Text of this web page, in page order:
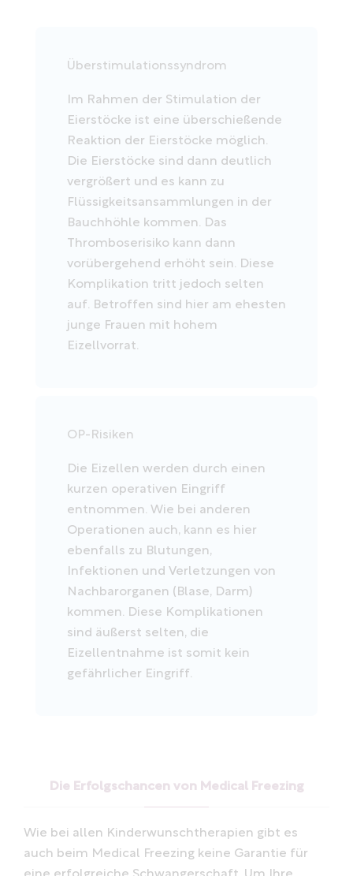
Überstimulationssyndrom
Im Rahmen der Stimulation der
Eierstöcke ist eine überschießende
Reaktion der Eierstöcke möglich.
Die Eierstöcke sind dann deutlich
vergrößert und es kann zu
Flüssigkeitsansammlungen in der
Bauchhöhle kommen. Das
Thromboserisiko kann dann
vorübergehend erhöht sein. Diese
Komplikation tritt jedoch selten
auf. Betroffen sind hier am ehesten
junge Frauen mit hohem
Eizellvorrat.
OP-Risiken
Die Eizellen werden durch einen
kurzen operativen Eingriff
entnommen. Wie bei anderen
Operationen auch, kann es hier
ebenfalls zu Blutungen,
Infektionen und Verletzungen von
Nachbarorganen (Blase, Darm)
kommen. Diese Komplikationen
sind äußerst selten, die
Eizellentnahme ist somit kein
gefährlicher Eingriff.
Die Erfolgschancen von Medical Freezing
Wie bei allen Kinderwunschtherapien gibt es
auch beim Medical Freezing keine Garantie für